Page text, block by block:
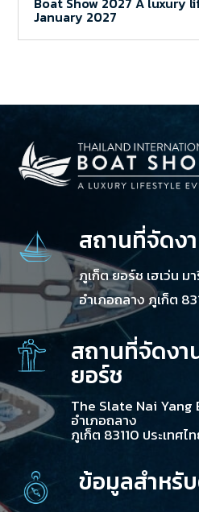
January 2027
สถานที่จัดง
ภูเก็ต ยอร์ช เฮเว่น ม
อำเภอถลาง ภูเก็ต
สถานที่จัดงา
ยอร์ช
The Slate Nai Yang
อำเภอถลาง
ภูเก็ต 83110 ประเทศไ
ข้อมูลสำหรั